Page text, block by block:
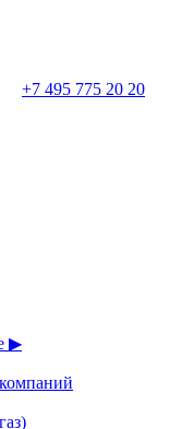
+7 495 775 20 20
▶